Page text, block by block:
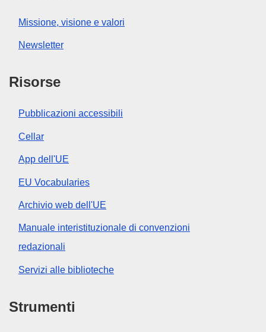
Missione, visione e valori
Newsletter
Risorse
Pubblicazioni accessibili
Cellar
App dell'UE
EU Vocabularies
Archivio web dell'UE
Manuale interistituzionale di convenzioni
redazionali
Servizi alle biblioteche
Strumenti